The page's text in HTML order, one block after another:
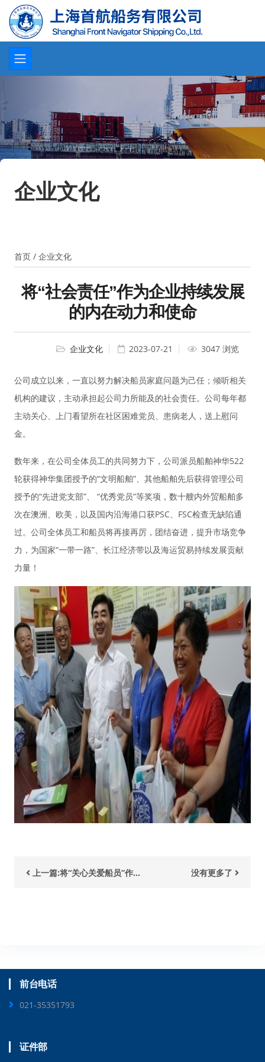
企业文化
首页 / 企业文化
将“社会责任”作为企业持续发展
的内在动力和使命
企业文化 2023-07-21 3047 浏览
公司成立以来，一直以努力解决船员家庭问题为己任；倾听相关
机构的建议，主动承担起公司力所能及的社会责任。公司每年都
主动关心、上门看望所在社区困难党员、患病老人，送上慰问
金。
数年来，在公司全体员工的共同努力下，公司派员船舶神华522
轮获得神华集团授予的“文明船舶”、其他船舶先后获得管理公司
授予的“先进党支部”、 “优秀党员”等奖项，数十艘内外贸船舶多
次在澳洲、欧美，以及国内沿海港口获PSC、FSC检查无缺陷通
过。公司全体员工和船员将再接再厉，团结奋进，提升市场竞争
力，为国家“一带一路”、长江经济带以及海运贸易持续发展贡献
力量！
上一篇:将“关心关爱船员”作... 没有更多了
前台电话
021-35351793
证件部